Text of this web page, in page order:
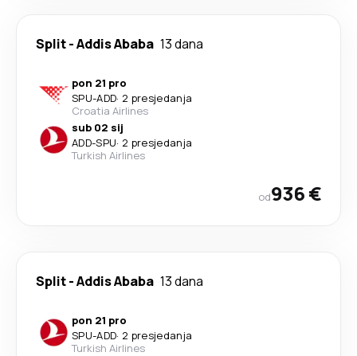
Split-Addis Ababa 13 dana
pon 21 pro
SPU-ADD· 2 presjedanja
Croatia Airlines
sub 02 sij
ADD-SPU· 2 presjedanja
Turkish Airlines
od936 €
Split-Addis Ababa 13 dana
pon 21 pro
SPU-ADD· 2 presjedanja
Turkish Airlines